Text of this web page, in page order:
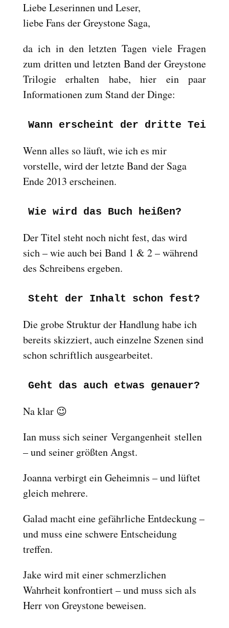
Liebe Leserinnen und Leser,
liebe Fans der Greystone Saga,
da ich in den letzten Tagen viele Fragen
zum dritten und letzten Band der Greystone
Trilogie erhalten habe, hier ein paar
Informationen zum Stand der Dinge:
Wann erscheint der dritte Teil
Wenn alles so läuft, wie ich es mir
vorstelle, wird der letzte Band der Saga
Ende 2013 erscheinen.
Wie wird das Buch heißen?
Der Titel steht noch nicht fest, das wird
sich – wie auch bei Band 1 & 2 – während
des Schreibens ergeben.
Steht der Inhalt schon fest?
Die grobe Struktur der Handlung habe ich
bereits skizziert, auch einzelne Szenen sind
schon schriftlich ausgearbeitet.
Geht das auch etwas genauer?
Na klar 😉
Ian muss sich seiner Vergangenheit stellen
– und seiner größten Angst.
Joanna verbirgt ein Geheimnis – und lüftet
gleich mehrere.
Galad macht eine gefährliche Entdeckung –
und muss eine schwere Entscheidung
treffen.
Jake wird mit einer schmerzlichen
Wahrheit konfrontiert – und muss sich als
Herr von Greystone beweisen.